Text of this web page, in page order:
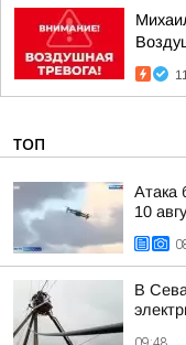
ТОП
Атака
10
В